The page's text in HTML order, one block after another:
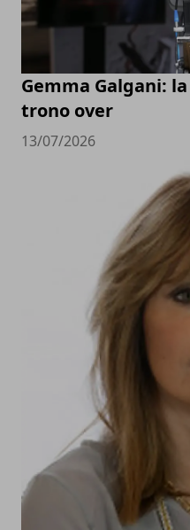
Gemma Galgani:
trono over
13/07/2026